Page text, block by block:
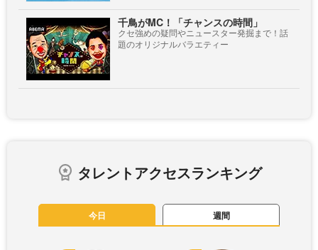
千鳥がMC！「チャンスの時間」
クセ強めの疑問やニュースター発掘まで！話
題のオリジナルバラエティー
タレントアクセスランキング
今日 週間